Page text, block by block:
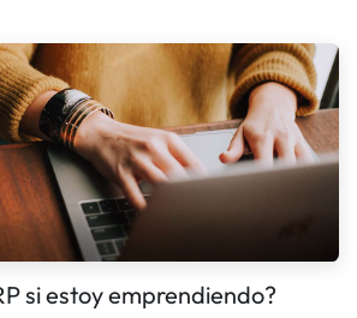
si estoy emprendiendo?